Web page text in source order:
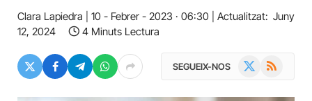
Clara Lapiedra 10 - Febrer - 2023 · 06:30 Actualitzat: Juny
12, 2024
4 Minuts Lectura
SEGUEIX-NOS RSS